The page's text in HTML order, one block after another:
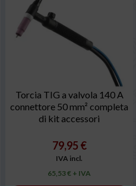
Torcia TIG a valvola 140 A
connettore 50 mm² completa
di kit accessori
79,95 €
IVA incl.
65,53 € + IVA